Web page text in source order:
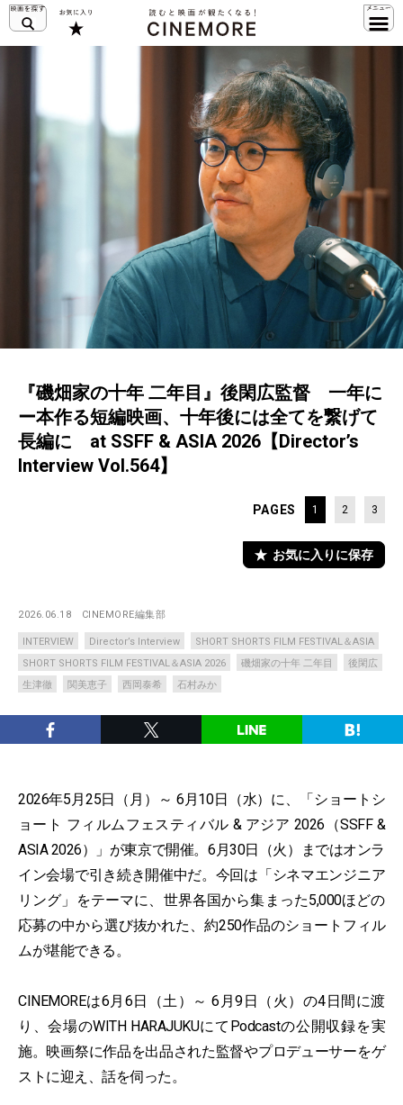
『磯畑家の十年 二年目』後閑広監督 一年に
ー本作る短編映画、十年後には全てを繋げて
長編に at SSFF & ASIA 2026【Director’s
Interview Vol.564】
PAGES 1 2 3
お気に入りに保存
2026.06.18 CINEMORE編集部
INTERVIEW Director’s Interview
SHORT SHORTS FILM FESTIVAL＆ASIA
SHORT SHORTS FILM FESTIVAL＆ASIA 2026
磯畑家の十年 二年目
後閑広
生津徹
関美恵子 西岡泰希 石村みか
2026年5月25日（月）～ 6月10日（水）に、「ショートシ
ョート フィルムフェスティバル & アジア 2026（SSFF &
ASIA 2026）」が東京で開催。6月30日（火）まではオンラ
イン会場で引き続き開催中だ。今回は「シネマエンジニア
リング」をテーマに、世界各国から集まった5,000ほどの
応募の中から選び抜かれた、約250作品のショートフィル
ムが堪能できる。
CINEMOREは6月6日（土）～ 6月9日（火）の4日間に渡
り、会場のWITH HARAJUKUにてPodcastの公開収録を実
施。映画祭に作品を出品された監督やプロデューサーをゲ
ストに迎え、話を伺った。